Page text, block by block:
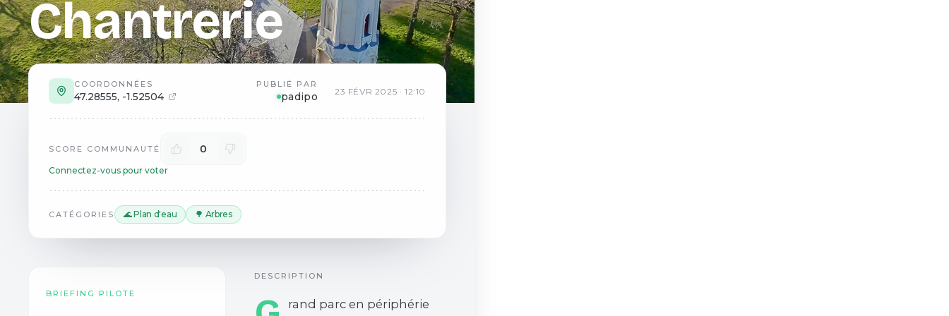
Chantrerie
COORDONNÉES
47.28555, -1.52504
PUBLIÉ PAR
padipo 23 FÉVR 2025 · 12:10
SCORE COMMUNAUTÉ 0
Connectez-vous pour voter
CATÉGORIES 🌊 Plan d'eau 🌳 Arbres
BRIEFING PILOTE
DESCRIPTION
rand parc en périphérie